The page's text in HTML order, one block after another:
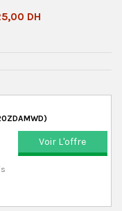
DH
Voir L'offre